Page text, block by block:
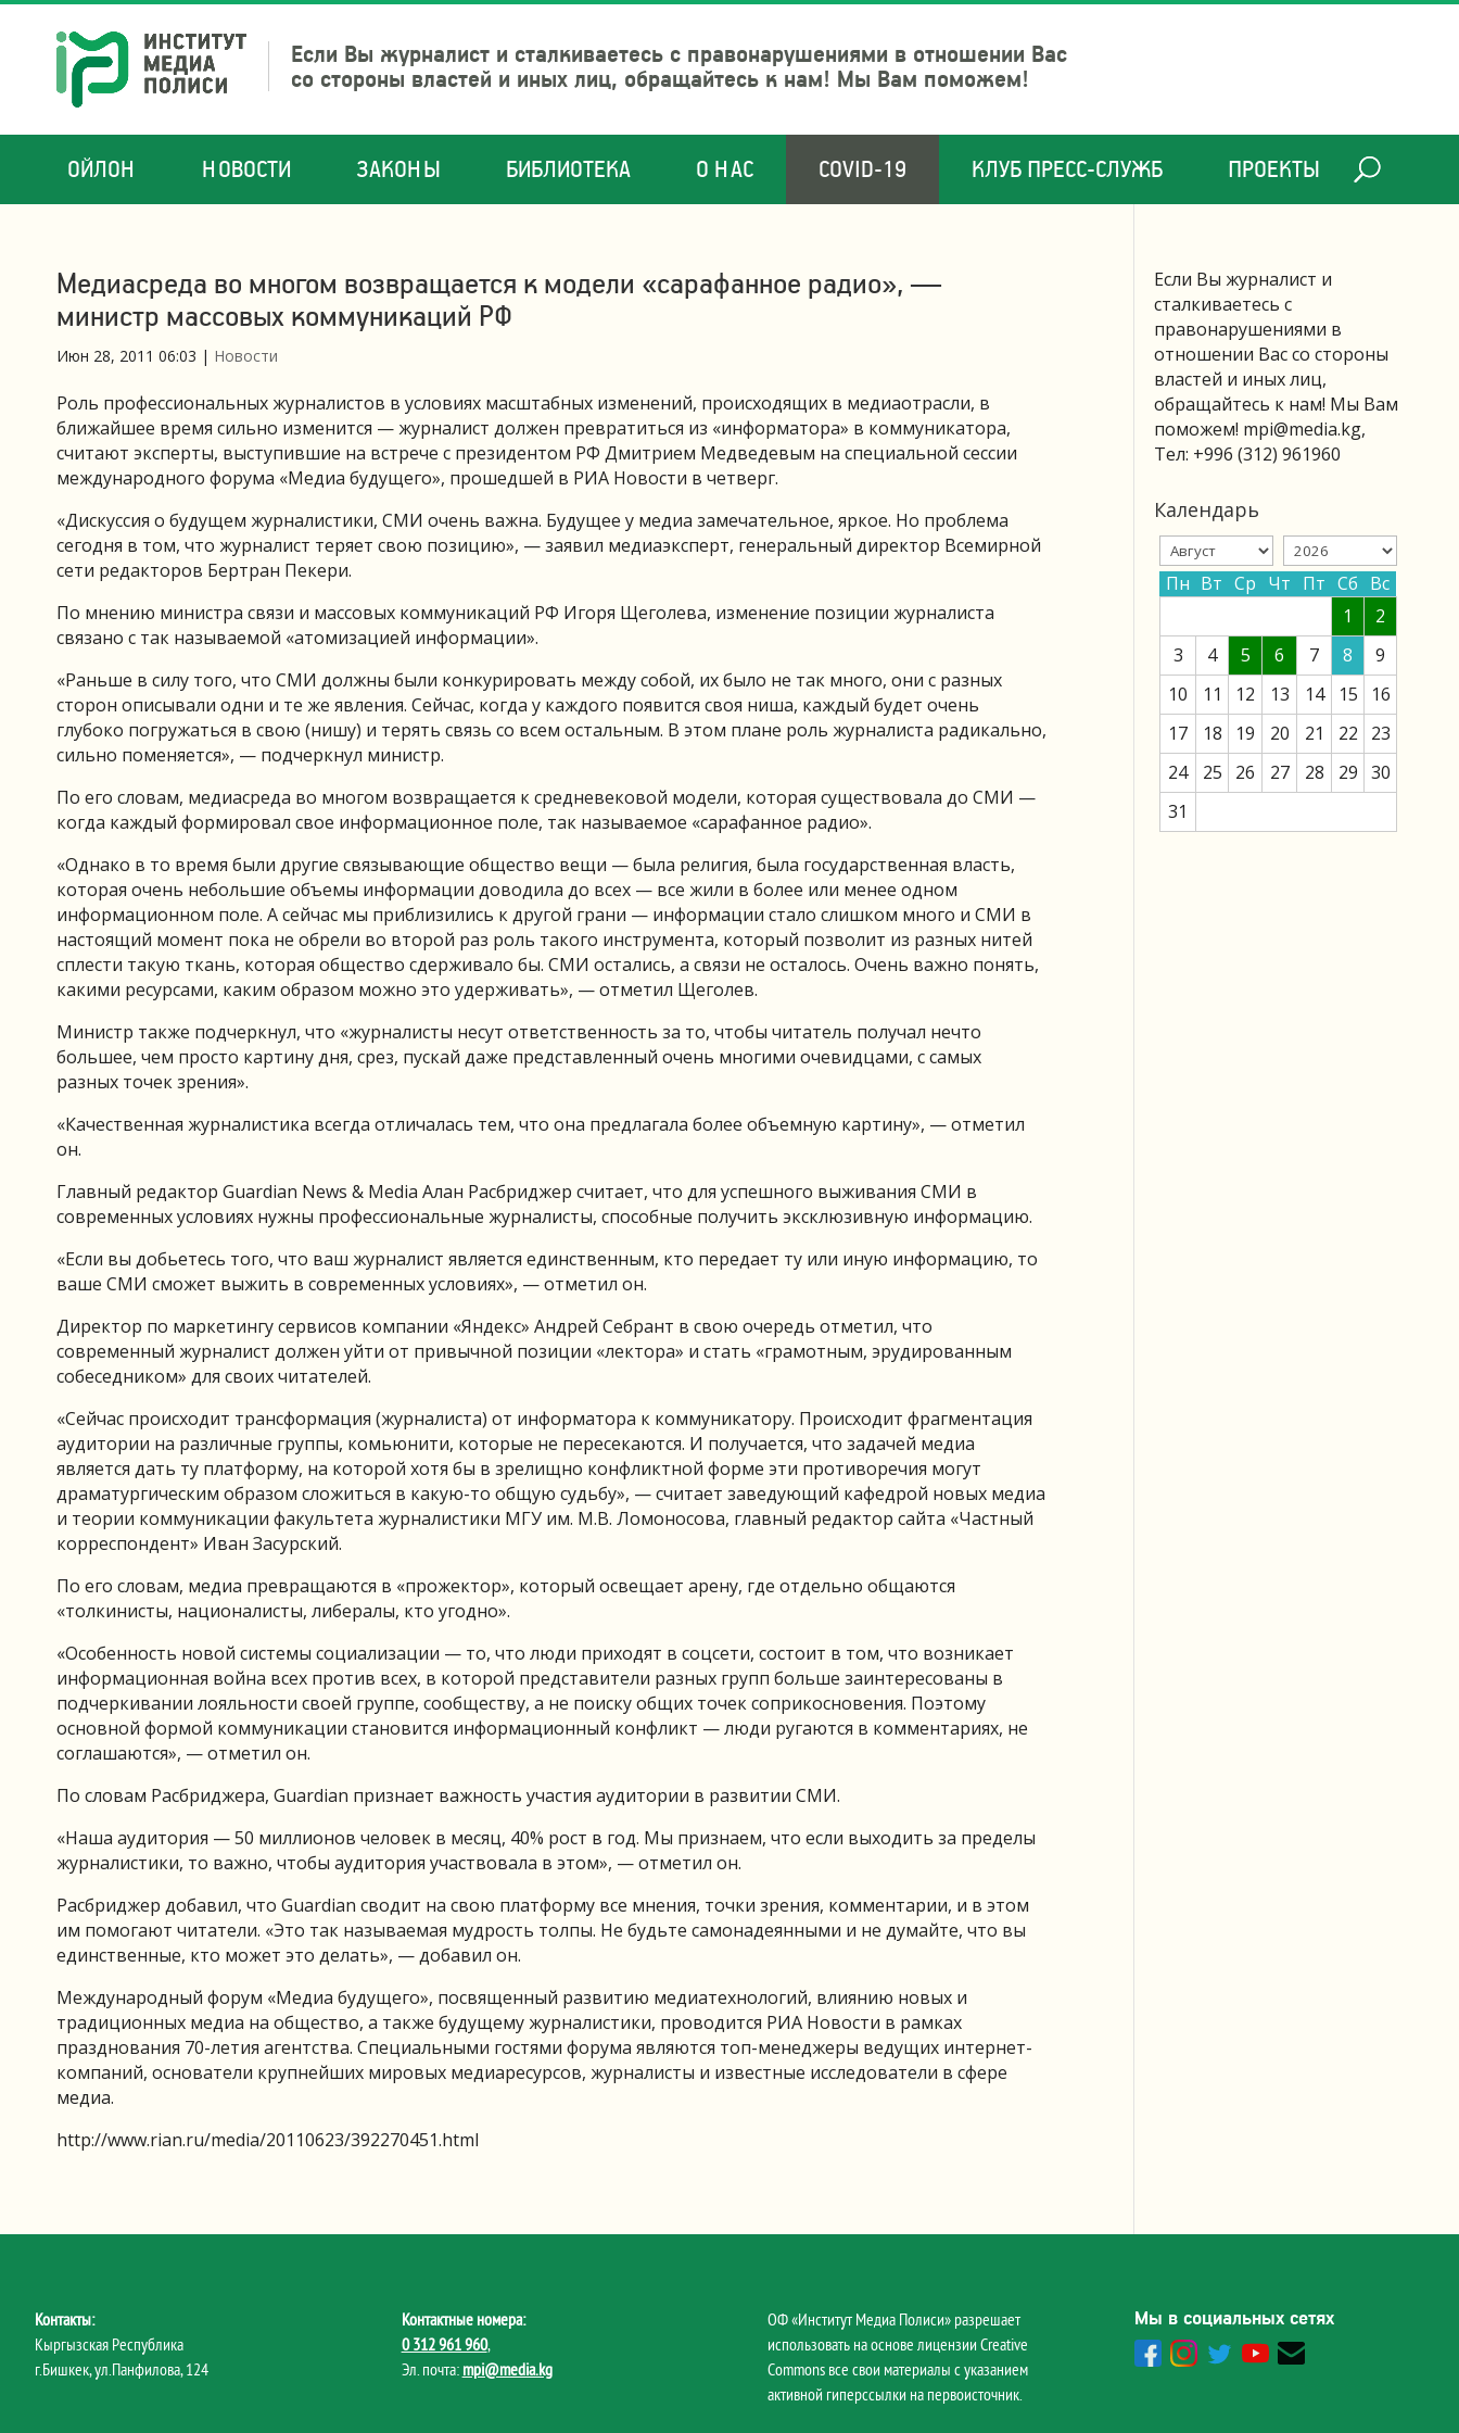
Если Вы журналист и сталкиваетесь с правонарушениями в отношении Вас
со стороны властей и иных лиц, обращайтесь к нам! Мы Вам поможем!
ОЙЛОН НОВОСТИ ЗАКОНЫ БИБЛИОТЕКА О НАС COVID-19 КЛУБ ПРЕСС-СЛУЖБ ПРОЕКТЫ
Медиасреда во многом возвращается к модели «сарафанное радио», —
министр массовых коммуникаций РФ
Июн 28, 2011 06:03 | Новости
Роль профессиональных журналистов в условиях масштабных изменений, происходящих в медиаотрасли, в
ближайшее время сильно изменится — журналист должен превратиться из «информатора» в коммуникатора,
считают эксперты, выступившие на встрече с президентом РФ Дмитрием Медведевым на специальной сессии
международного форума «Медиа будущего», прошедшей в РИА Новости в четверг.
«Дискуссия о будущем журналистики, СМИ очень важна. Будущее у медиа замечательное, яркое. Но проблема
сегодня в том, что журналист теряет свою позицию», — заявил медиаэксперт, генеральный директор Всемирной
сети редакторов Бертран Пекери.
По мнению министра связи и массовых коммуникаций РФ Игоря Щеголева, изменение позиции журналиста
связано с так называемой «атомизацией информации».
«Раньше в силу того, что СМИ должны были конкурировать между собой, их было не так много, они с разных
сторон описывали одни и те же явления. Сейчас, когда у каждого появится своя ниша, каждый будет очень
глубоко погружаться в свою (нишу) и терять связь со всем остальным. В этом плане роль журналиста радикально,
сильно поменяется», — подчеркнул министр.
По его словам, медиасреда во многом возвращается к средневековой модели, которая существовала до СМИ —
когда каждый формировал свое информационное поле, так называемое «сарафанное радио».
«Однако в то время были другие связывающие общество вещи — была религия, была государственная власть,
которая очень небольшие объемы информации доводила до всех — все жили в более или менее одном
информационном поле. А сейчас мы приблизились к другой грани — информации стало слишком много и СМИ в
настоящий момент пока не обрели во второй раз роль такого инструмента, который позволит из разных нитей
сплести такую ткань, которая общество сдерживало бы. СМИ остались, а связи не осталось. Очень важно понять,
какими ресурсами, каким образом можно это удерживать», — отметил Щеголев.
Министр также подчеркнул, что «журналисты несут ответственность за то, чтобы читатель получал нечто
большее, чем просто картину дня, срез, пускай даже представленный очень многими очевидцами, с самых
разных точек зрения».
«Качественная журналистика всегда отличалась тем, что она предлагала более объемную картину», — отметил
он.
Главный редактор Guardian News & Media Алан Расбриджер считает, что для успешного выживания СМИ в
современных условиях нужны профессиональные журналисты, способные получить эксклюзивную информацию.
«Если вы добьетесь того, что ваш журналист является единственным, кто передает ту или иную информацию, то
ваше СМИ сможет выжить в современных условиях», — отметил он.
Директор по маркетингу сервисов компании «Яндекс» Андрей Себрант в свою очередь отметил, что
современный журналист должен уйти от привычной позиции «лектора» и стать «грамотным, эрудированным
собеседником» для своих читателей.
«Сейчас происходит трансформация (журналиста) от информатора к коммуникатору. Происходит фрагментация
аудитории на различные группы, комьюнити, которые не пересекаются. И получается, что задачей медиа
является дать ту платформу, на которой хотя бы в зрелищно конфликтной форме эти противоречия могут
драматургическим образом сложиться в какую-то общую судьбу», — считает заведующий кафедрой новых медиа
и теории коммуникации факультета журналистики МГУ им. М.В. Ломоносова, главный редактор сайта «Частный
корреспондент» Иван Засурский.
По его словам, медиа превращаются в «прожектор», который освещает арену, где отдельно общаются
«толкинисты, националисты, либералы, кто угодно».
«Особенность новой системы социализации — то, что люди приходят в соцсети, состоит в том, что возникает
информационная война всех против всех, в которой представители разных групп больше заинтересованы в
подчеркивании лояльности своей группе, сообществу, а не поиску общих точек соприкосновения. Поэтому
основной формой коммуникации становится информационный конфликт — люди ругаются в комментариях, не
соглашаются», — отметил он.
По словам Расбриджера, Guardian признает важность участия аудитории в развитии СМИ.
«Наша аудитория — 50 миллионов человек в месяц, 40% рост в год. Мы признаем, что если выходить за пределы
журналистики, то важно, чтобы аудитория участвовала в этом», — отметил он.
Расбриджер добавил, что Guardian сводит на свою платформу все мнения, точки зрения, комментарии, и в этом
им помогают читатели. «Это так называемая мудрость толпы. Не будьте самонадеянными и не думайте, что вы
единственные, кто может это делать», — добавил он.
Международный форум «Медиа будущего», посвященный развитию медиатехнологий, влиянию новых и
традиционных медиа на общество, а также будущему журналистики, проводится РИА Новости в рамках
празднования 70-летия агентства. Специальными гостями форума являются топ-менеджеры ведущих интернет-
компаний, основатели крупнейших мировых медиаресурсов, журналисты и известные исследователи в сфере
медиа.
http://www.rian.ru/media/20110623/392270451.html
Если Вы журналист и
сталкиваетесь с
правонарушениями в
отношении Вас со стороны
властей и иных лиц,
обращайтесь к нам! Мы Вам
поможем! mpi@media.kg,
Тел: +996 (312) 961960
Календарь
Пн Вт Ср Чт Пт Сб Вс
1
2
3
4 5 6 7 8
9
10
11 12 13 14 15
16
17
18 19 20 21 22
23
24
25 26 27 28 29 30
31
Контакты:
Кыргызская Республика
г.Бишкек, ул.Панфилова, 124
Контактные номера:
0 312 961 960,
Эл. почта: mpi@media.kg
ОФ «Институт Медиа Полиси» разрешает
использовать на основе лицензии Creative
Commons все свои материалы с указанием
активной гиперссылки на первоисточник.
Мы в социальных сетях